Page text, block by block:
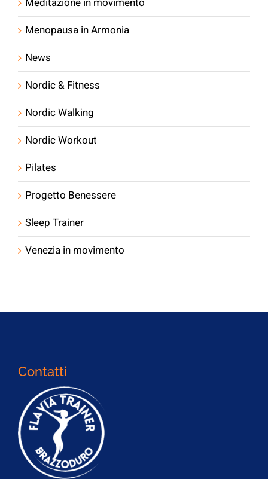
Menopausa in Armonia
News
Nordic & Fitness
Nordic Walking
Nordic Workout
Pilates
Progetto Benessere
Sleep Trainer
Venezia in movimento
Contatti